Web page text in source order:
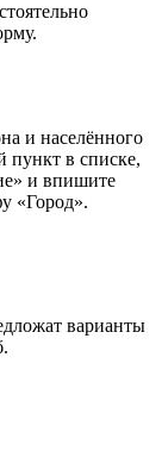
и населённого
пункт в списке,
и впишите
«Город».
варианты